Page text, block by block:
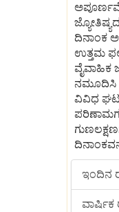
ದಿನಾಂಕ
ಉತ್ತಮ
ವೈವಾಹಿಕ
ನಮೂದಿಸಿ
ವಿವಿಧ
ಇಂದಿನ
ವಾರ್ಷಿಕ